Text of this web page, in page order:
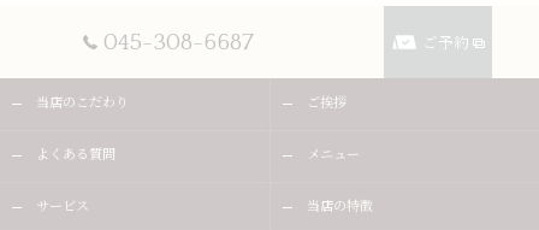
045-308-6687 ご予約
当店のこだわり ご挨拶
よくある質問 メニュー
サービス 当店の特徴